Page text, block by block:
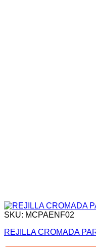
SKU: MCPAENF02
REJILLA CROMADA